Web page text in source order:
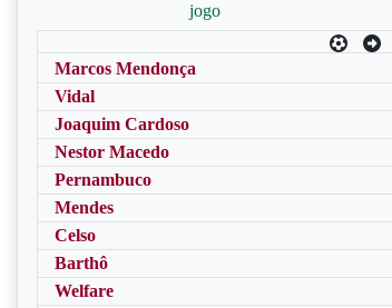
jogo
Marcos Mendonça
Vidal
Joaquim Cardoso
Nestor Macedo
Pernambuco
Mendes
Celso
Barthô
Welfare